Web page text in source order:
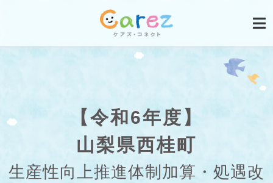
【令和6年度】
山梨県西桂町
生産性向上推進体制加算・処遇改